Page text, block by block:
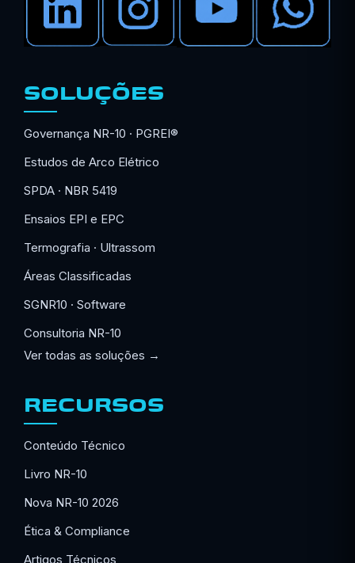
SOLUÇÕES
Governança NR-10 · PGREI®
Estudos de Arco Elétrico
SPDA · NBR 5419
Ensaios EPI e EPC
Termografia · Ultrassom
Áreas Classificadas
SGNR10 · Software
Consultoria NR-10
Ver todas as soluções →
RECURSOS
Conteúdo Técnico
Livro NR-10
Nova NR-10 2026
Ética & Compliance
Artigos Técnicos